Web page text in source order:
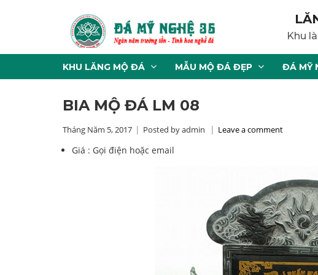
Khu
KHU LĂNG MỘ ĐÁ MẪU MỘ ĐÁ ĐẸP ĐÁ MỸ
BIA MỘ ĐÁ LM 08
Tháng Năm 5, 2017 Posted by admin Leave a comment
Giá : Gọi điện hoặc email